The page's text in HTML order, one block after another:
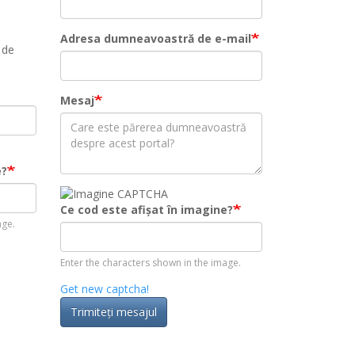
Adresa dumneavoastră de e-mail
Mesaj
Ce cod este afișat în imagine?
Enter the characters shown in the image.
Get new captcha!
Trimiteţi mesajul